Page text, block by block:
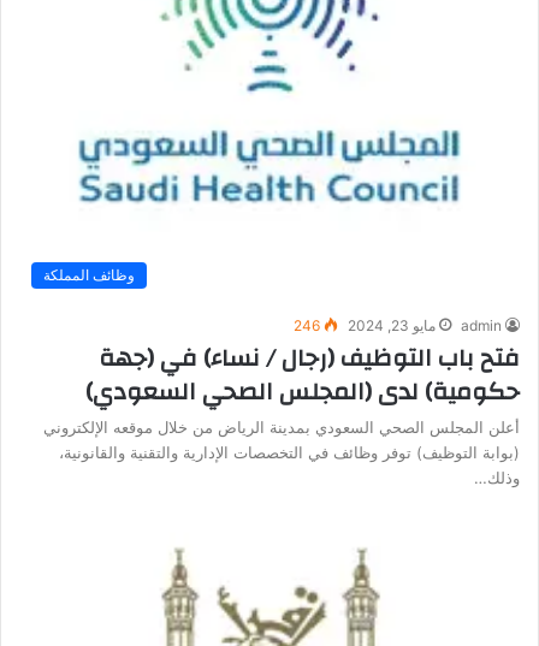
وظائف المملكة
admin مايو 23, 2024 246
فتح باب التوظيف (رجال / نساء) في (جهة
حكومية) لدى (المجلس الصحي السعودي)
أعلن المجلس الصحي السعودي بمدينة الرياض من خلال موقعه الإلكتروني
(بوابة التوظيف) توفر وظائف في التخصصات الإدارية والتقنية والقانونية،
وذلك…